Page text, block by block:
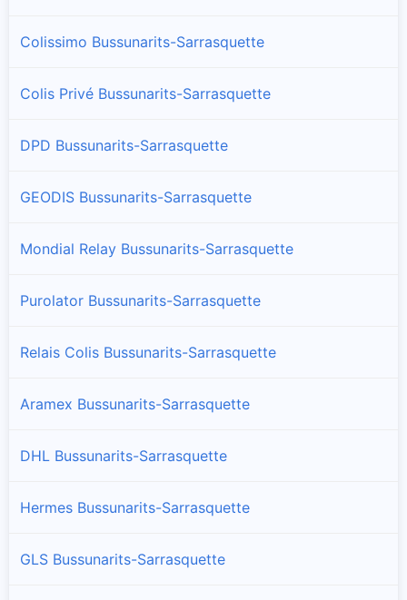
Colissimo Bussunarits-Sarrasquette
Colis Privé Bussunarits-Sarrasquette
DPD Bussunarits-Sarrasquette
GEODIS Bussunarits-Sarrasquette
Mondial Relay Bussunarits-Sarrasquette
Purolator Bussunarits-Sarrasquette
Relais Colis Bussunarits-Sarrasquette
Aramex Bussunarits-Sarrasquette
DHL Bussunarits-Sarrasquette
Hermes Bussunarits-Sarrasquette
GLS Bussunarits-Sarrasquette